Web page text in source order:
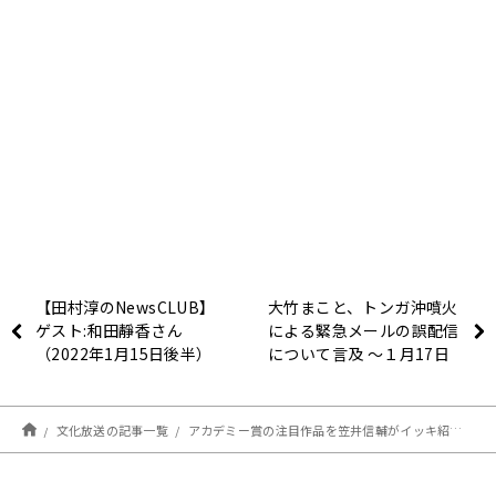
【田村淳のNewsCLUB】
ゲスト:和田靜香さん
（2022年1月15日後半）
大竹まこと、トンガ沖噴火
による緊急メールの誤配信
について言及 ～１月17日
ラジオ」
文化放送の記事一覧 アカデミー賞の注目作品を笠井信輔がイッキ紹介！濱口監督「ドライブ・マイ・カー」の見どころは？ 1月17日「くにまるジャパン極」